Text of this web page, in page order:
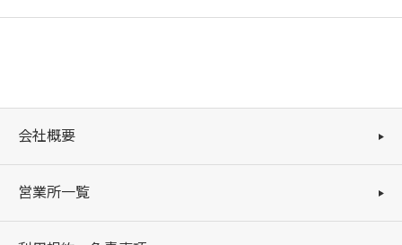
会社概要
営業所一覧